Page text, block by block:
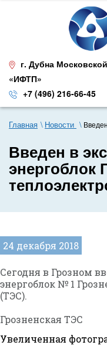
г. Дубна
«ИФТП»
+7 (496) 216-66-45
Главная Новости
Введен в
энергоблок
24 декабря 2018
Сегодня в Грозном
энергоблок № 1
(ТЭС).
Грозненская ТЭС
Увеличенная